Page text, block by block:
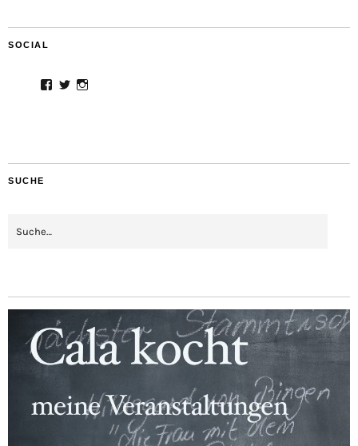
SOCIAL
Facebook
Twitter
SUCHE